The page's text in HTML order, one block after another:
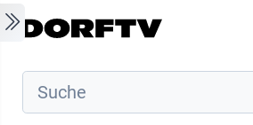
Skip to main content